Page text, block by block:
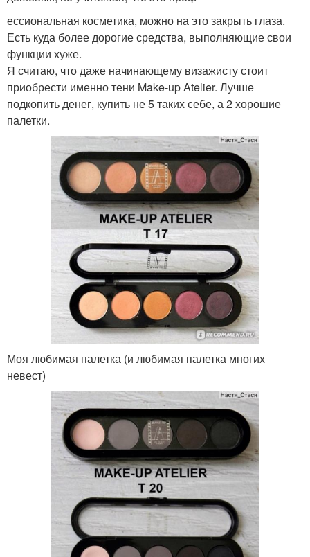
ессиональная косметика, можно на это закрыть глаза.
Есть куда более дорогие средства, выполняющие свои
функции хуже.
Я считаю, что даже начинающему визажисту стоит
приобрести именно тени Make-up Atelier. Лучше
подкопить денег, купить не 5 таких себе, а 2 хорошие
палетки.
Моя любимая палетка (и любимая палетка многих
невест)